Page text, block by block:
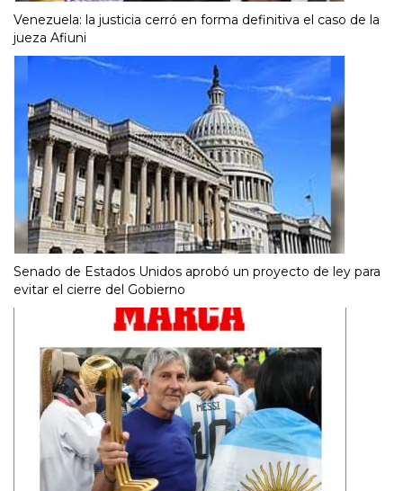
Venezuela: la justicia cerró en forma definitiva el caso de la
jueza Afiuni
Senado de Estados Unidos aprobó un proyecto de ley para
evitar el cierre del Gobierno